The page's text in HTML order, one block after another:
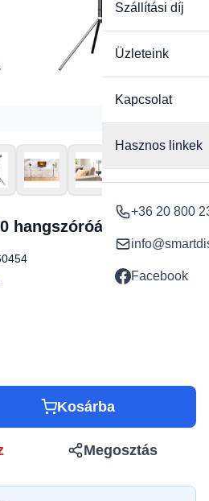
Szállítási díj
Üzleteink
Kapcsolat
Hasznos linkek
+36 20 800
Facebook
hangszóróállvány
Kosárba
Megosztás